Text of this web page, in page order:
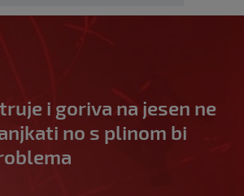
i goriva na jesen ne
no s plinom bi